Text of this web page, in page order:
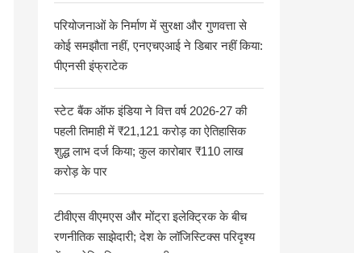
परियोजनाओं के निर्माण में सुरक्षा और गुणवत्ता से
कोई समझौता नहीं, एनएचएआई ने डिबार नहीं किया:
पीएनसी इंफ्राटेक
स्टेट बैंक ऑफ इंडिया ने वित्त वर्ष 2026-27 की
पहली तिमाही में ₹21,121 करोड़ का ऐतिहासिक
शुद्ध लाभ दर्ज किया; कुल कारोबार ₹110 लाख
करोड़ के पार
टीवीएस वीएमएस और मोंट्रा इलेक्ट्रिक के बीच
रणनीतिक साझेदारी; देश के लॉजिस्टिक्स परिदृश्य